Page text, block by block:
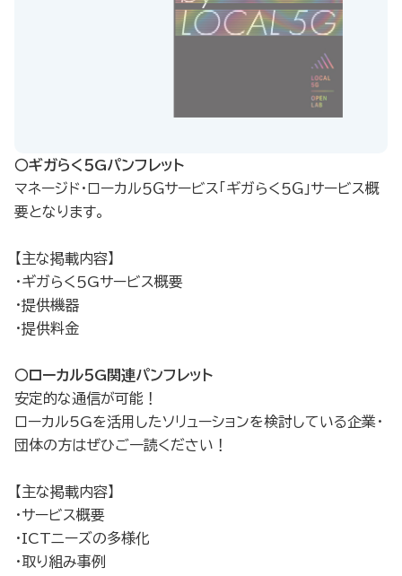
○ギガらく５Gパンフレット
マネージド・ローカル５Ｇサービス「ギガらく５Ｇ」サービス概
要となります。
【主な掲載内容】
・ギガらく５Gサービス概要
・提供機器
・提供料金
○ローカル５G関連パンフレット
安定的な通信が可能！
ローカル5Gを活用したソリューションを検討している企業・
団体の方はぜひご一読ください！
【主な掲載内容】
・サービス概要
・ICTニーズの多様化
・取り組み事例